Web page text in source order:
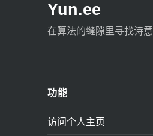
Yun.ee
在算法的缝隙里寻找诗意
功能
访问个人主页